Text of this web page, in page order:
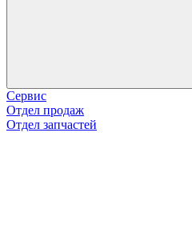
Сервис
Отдел продаж
Отдел запчастей